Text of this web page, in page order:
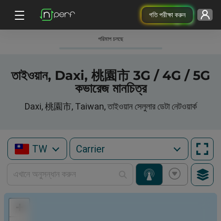
গতি পরীক্ষা করুন
পরিমাপ চলছে
তাইওয়ান, Daxi, 桃園市 3G / 4G / 5G
কভারেজ মানচিত্র
Daxi, 桃園市, Taiwan, তাইওয়ান সেলুলার ডেটা নেটওয়ার্ক
TW